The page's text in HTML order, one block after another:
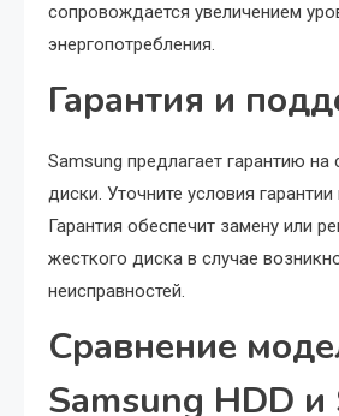
сопровождается увеличением
энергопотребления.
Гарантия и
Samsung предлагает гарантию на
диски. Уточните условия
Гарантия обеспечит замену или
жесткого диска в случае
неисправностей.
Сравнение
Samsung HDD и